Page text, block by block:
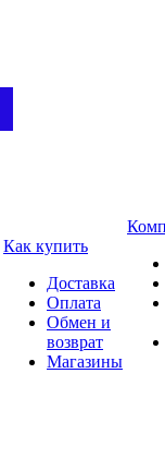
Как купить
Доставка
Оплата
Обмен и
возврат
Магазины